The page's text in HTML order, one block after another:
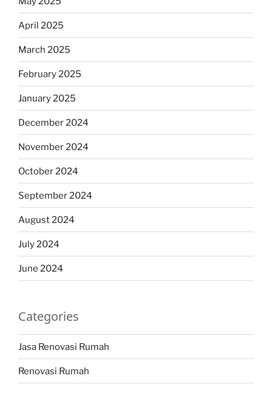
April 2025
March 2025
February 2025
January 2025
December 2024
November 2024
October 2024
September 2024
August 2024
July 2024
June 2024
Categories
Jasa Renovasi Rumah
Renovasi Rumah